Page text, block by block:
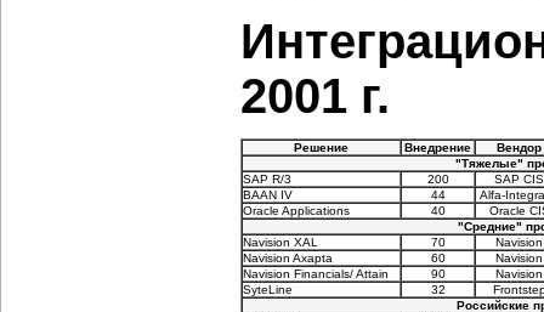
2001 г.
Решение Внедрение
Вендор
"Тяжелые"
SAP R/3
200
SAP CIS
BAAN IV
44
Alfa-
Oracle Applications
40
Oracle
"Средние"
Navision XAL
70
Navision
Navision Axapta
60
Navision
Navision Financials/ Attain
90
Navision
SyteLine
32
Российские